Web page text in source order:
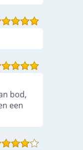
bod,
een